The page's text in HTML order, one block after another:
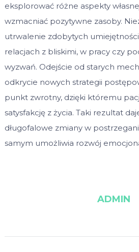
eksplorować różne aspekty
wzmacniać pozytywne zasoby.
utrwalenie zdobytych
relacjach z bliskimi, w pracy czy
wyzwań. Odejście od starych
odkrycie nowych strategii
punkt zwrotny, dzięki któremu
satysfakcję z życia. Taki rezultat
długofalowe zmiany w
samym umożliwia rozwój
ADMIN